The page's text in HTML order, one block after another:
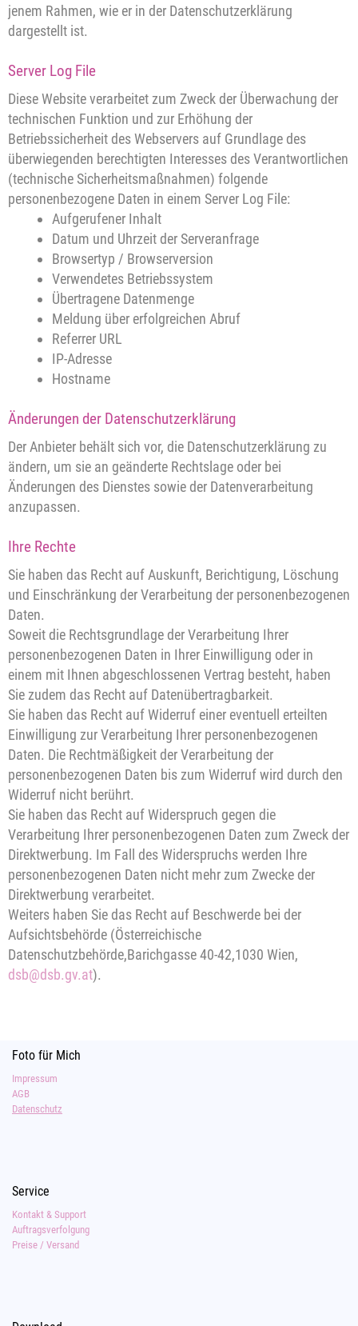
jenem Rahmen, wie er in der Datenschutzerklärung
dargestellt ist.
Server Log File
Diese Website verarbeitet zum Zweck der Überwachung der
technischen Funktion und zur Erhöhung der
Betriebssicherheit des Webservers auf Grundlage des
überwiegenden berechtigten Interesses des Verantwortlichen
(technische Sicherheitsmaßnahmen) folgende
personenbezogene Daten in einem Server Log File:
Aufgerufener Inhalt
Datum und Uhrzeit der Serveranfrage
Browsertyp / Browserversion
Verwendetes Betriebssystem
Übertragene Datenmenge
Meldung über erfolgreichen Abruf
Referrer URL
IP-Adresse
Hostname
Änderungen der Datenschutzerklärung
Der Anbieter behält sich vor, die Datenschutzerklärung zu
ändern, um sie an geänderte Rechtslage oder bei
Änderungen des Dienstes sowie der Datenverarbeitung
anzupassen.
Ihre Rechte
Sie haben das Recht auf Auskunft, Berichtigung, Löschung
und Einschränkung der Verarbeitung der personenbezogenen
Daten.
Soweit die Rechtsgrundlage der Verarbeitung Ihrer
personenbezogenen Daten in Ihrer Einwilligung oder in
einem mit Ihnen abgeschlossenen Vertrag besteht, haben
Sie zudem das Recht auf Datenübertragbarkeit.
Sie haben das Recht auf Widerruf einer eventuell erteilten
Einwilligung zur Verarbeitung Ihrer personenbezogenen
Daten. Die Rechtmäßigkeit der Verarbeitung der
personenbezogenen Daten bis zum Widerruf wird durch den
Widerruf nicht berührt.
Sie haben das Recht auf Widerspruch gegen die
Verarbeitung Ihrer personenbezogenen Daten zum Zweck der
Direktwerbung. Im Fall des Widerspruchs werden Ihre
personenbezogenen Daten nicht mehr zum Zwecke der
Direktwerbung verarbeitet.
Weiters haben Sie das Recht auf Beschwerde bei der
Aufsichtsbehörde (Österreichische
Datenschutzbehörde,Barichgasse 40-42,1030 Wien,
dsb@dsb.gv.at).
Foto für Mich
Impressum
AGB
Datenschutz
Service
Kontakt & Support
Auftragsverfolgung
Preise / Versand